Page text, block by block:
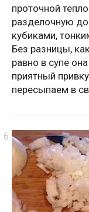
проточной
разделочную
кубиками,
Без разницы,
равно в супе
приятный
пересыпаем в